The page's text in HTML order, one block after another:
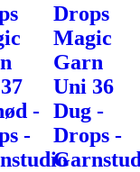
-
-
Drops
Magic
Garn
Uni 36
Dug -
Drops -